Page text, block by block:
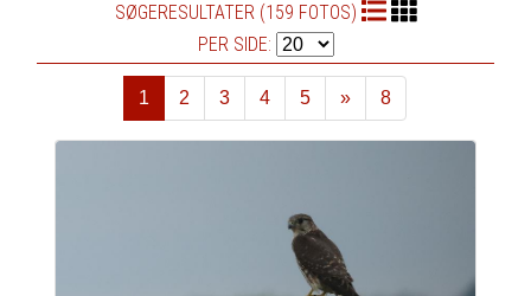
SØGERESULTATER (159 FOTOS)
PER SIDE:
1 2 3 4 5
»
Næste
8